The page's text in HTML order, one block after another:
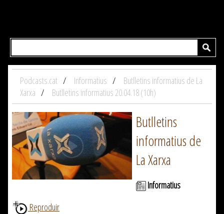
Podcasts.cat Informatius
Butlletins informatius de La
Xarxa
Butlletins informatius 20.04.18 (10h)
Butlletins
informatius de
La Xarxa
Informatius
Reproduir